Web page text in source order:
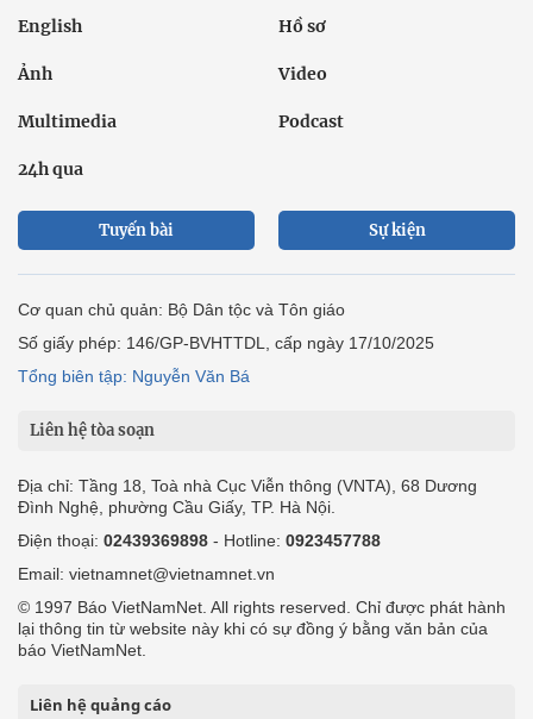
English Hồ sơ
Ảnh Video
Multimedia Podcast
24h qua
Tuyến bài Sự kiện
Cơ quan chủ quản: Bộ Dân tộc và Tôn giáo
Số giấy phép: 146/GP-BVHTTDL, cấp ngày 17/10/2025
Tổng biên tập: Nguyễn Văn Bá
Liên hệ tòa soạn
Địa chỉ: Tầng 18, Toà nhà Cục Viễn thông (VNTA), 68 Dương
Đình Nghệ, phường Cầu Giấy, TP. Hà Nội.
Điện thoại: 02439369898 - Hotline: 0923457788
Email: vietnamnet@vietnamnet.vn
© 1997 Báo VietNamNet. All rights reserved. Chỉ được phát hành
lại thông tin từ website này khi có sự đồng ý bằng văn bản của
báo VietNamNet.
Liên hệ quảng cáo